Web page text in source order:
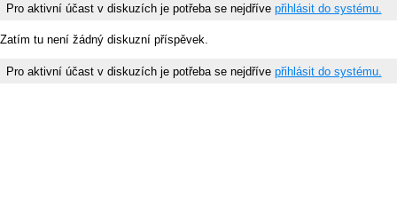
Pro aktivní účast v diskuzích je potřeba se nejdříve přihlásit do systému.
Zatím tu není žádný diskuzní příspěvek.
Pro aktivní účast v diskuzích je potřeba se nejdříve přihlásit do systému.